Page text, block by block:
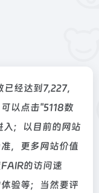
经达到7,227，
以点击"5118数
入；以目前的网站
，更多网站价值
的访问速
验等；当然要评